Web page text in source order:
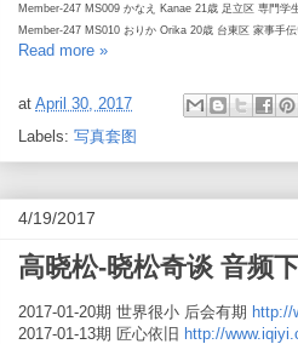
Member-247 MS009 かなえ Kanae 21歳 足立区 専門学
Member-247 MS010 おりか Orika 20歳 台東区 家事手
Read more »
at April 30, 2017
Labels: 写真套图
4/19/2017
高晓松-晓松奇谈 音频
2017-01-20期 世界很小 后会有期 http://
2017-01-13期 匠心依旧 http://